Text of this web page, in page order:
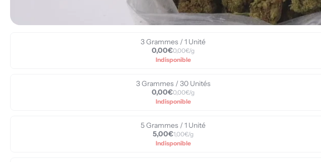
3 Grammes / 1 Unité
0,00€0,00€/g
Indisponible
3 Grammes / 30 Unités
0,00€0,00€/g
Indisponible
5 Grammes / 1 Unité
5,00€1,00€/g
Indisponible